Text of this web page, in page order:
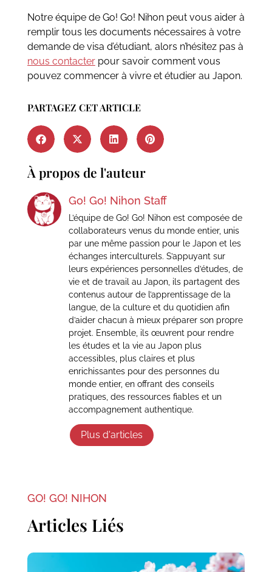
Notre équipe de Go! Go! Nihon peut vous aider à
remplir tous les documents nécessaires à votre
demande de visa d’étudiant, alors n’hésitez pas à
nous contacterpour savoir comment vous
pouvez commencer à vivre et étudier au Japon.
PARTAGEZ CET ARTICLE
À propos de l'auteur
Go! Go! Nihon Staff
L’équipe de Go! Go! Nihon est composée de
collaborateurs venus du monde entier, unis
par une même passion pour le Japon et les
échanges interculturels. S’appuyant sur
leurs expériences personnelles d’études, de
vie et de travail au Japon, ils partagent des
contenus autour de l’apprentissage de la
langue, de la culture et du quotidien afin
d’aider chacun à mieux préparer son propre
projet. Ensemble, ils œuvrent pour rendre
les études et la vie au Japon plus
accessibles, plus claires et plus
enrichissantes pour des personnes du
monde entier, en offrant des conseils
pratiques, des ressources fiables et un
accompagnement authentique.
Plus d'articles
GO! GO! NIHON
Articles Liés